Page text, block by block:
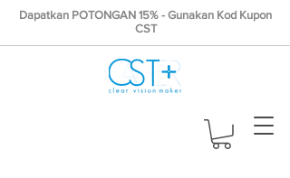
Dapatkan POTONGAN 15% - Gunakan Kod Kupon
CST